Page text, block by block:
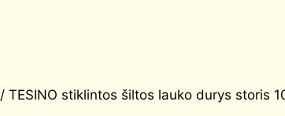
/ TESINO stiklintos šiltos lauko durys storis